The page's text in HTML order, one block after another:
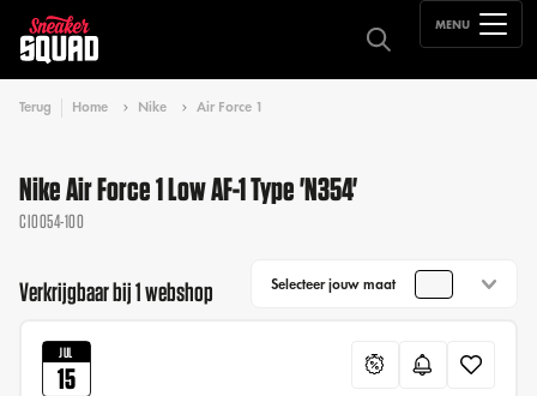
MENU
Terug Home Nike Air Force 1
Nike Air Force 1 Low AF-1 Type 'N354'
CI0054-100
Verkrijgbaar bij 1 webshop Selecteer jouw maat
JUL
15